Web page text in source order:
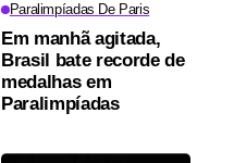
Paralimpíadas De Paris
Em manhã agitada,
Brasil bate recorde de
medalhas em
Paralimpíadas